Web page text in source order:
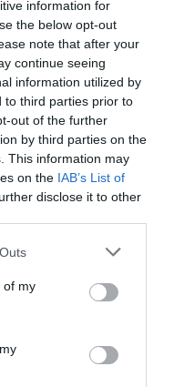
information for
the below opt-out
note that after your
continue seeing
information utilized by
to third parties prior to
out of the further
by third parties on the
This information may
on the IAB’s List of
disclose it to other
of my
Le a kalappal, ha
perced? Játszd le ezt
teszt meg sem
jó a válaszod,